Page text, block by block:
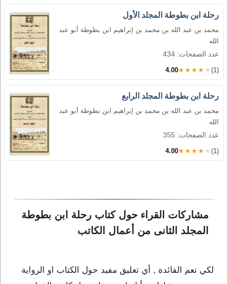
رحلة ابن بطوطة المجلد الأول
محمد بن عبد الله بن محمد بن إبراهيم ابن بطوطة أبو عبد
الله
عدد الصفحات: 434
4.00★★★★★ (1)
رحلة ابن بطوطة المجلد الرابع
محمد بن عبد الله بن محمد بن إبراهيم ابن بطوطة أبو عبد
الله
عدد الصفحات: 355
4.00★★★★★ (1)
مشاركات القراء حول كتاب رحلة ابن بطوطة
المجلد الثانى من أعمال الكاتب
لكي تعم الفائدة , أي تعليق مفيد حول الكتاب او الرواية